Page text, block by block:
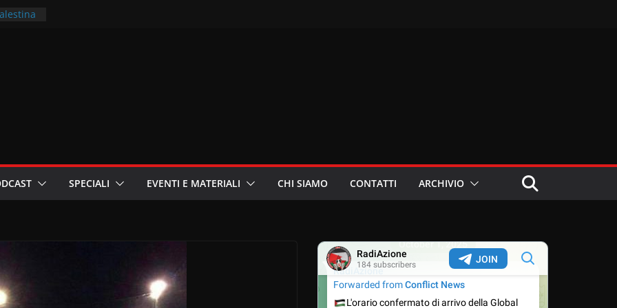
SPECIALI EVENTI E MATERIALI CHI SIAMO CONTATTI ARCHIVIO